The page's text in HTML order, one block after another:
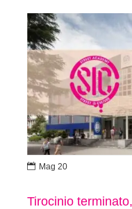
Tirocinio
 Mag 20